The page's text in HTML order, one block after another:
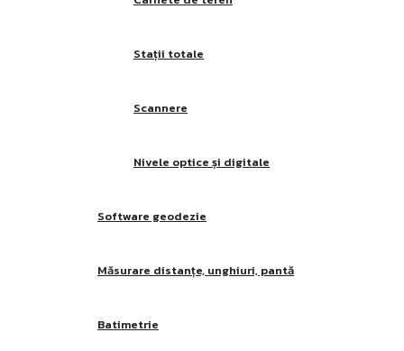
Stații totale
Scannere
Nivele optice și digitale
Software geodezie
Măsurare distanțe, unghiuri, pantă
Batimetrie